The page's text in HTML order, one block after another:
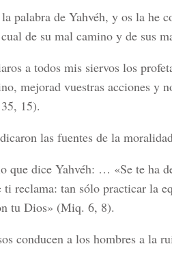
palabra de Yahvéh, y os la he
de su mal camino y de sus
a todos mis siervos los
mejorad vuestras acciones y
15).
las fuentes de la
que dice Yahvéh: … «Se te ha
ti reclama: tan sólo practicar la
tu Dios» (Miq. 6, 8).
conducen a los hombres a la